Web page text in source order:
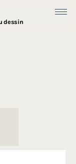
dessin